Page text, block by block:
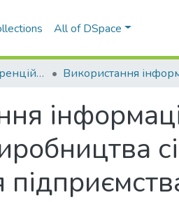
All of DSpace
Матеріали конференцій та семінарів